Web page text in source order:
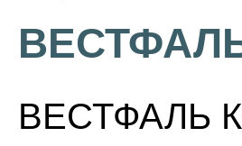
ВЕСТФАЛЬ